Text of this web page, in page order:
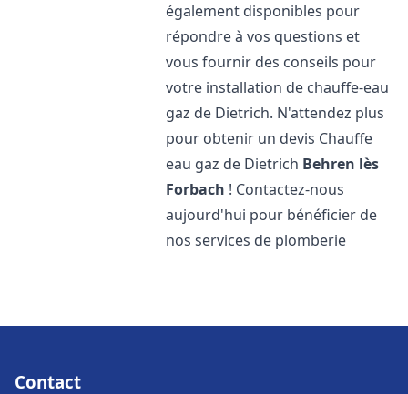
également disponibles pour
répondre à vos questions et
vous fournir des conseils pour
votre installation de chauffe-eau
gaz de Dietrich. N'attendez plus
pour obtenir un devis Chauffe
eau gaz de Dietrich Behren lès
Forbach ! Contactez-nous
aujourd'hui pour bénéficier de
nos services de plomberie
Contact